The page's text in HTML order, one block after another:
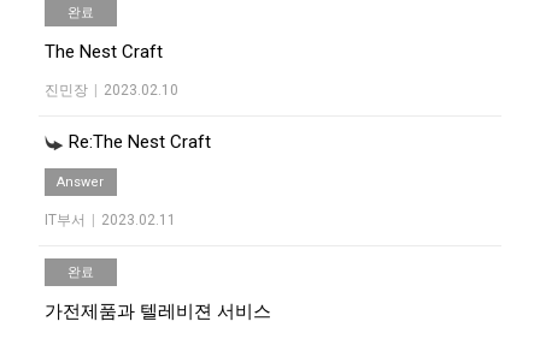
완료
The Nest Craft
진민장 | 2023.02.10
Re:The Nest Craft
Answer
IT부서 | 2023.02.11
완료
가전제품과 텔레비젼 서비스